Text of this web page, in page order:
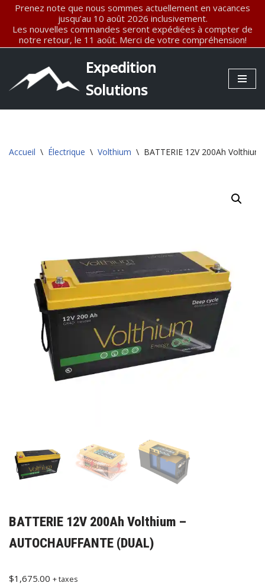
Aller
au
Prenez note que nous sommes actuellement en vacances
jusqu’au 10 août 2026 inclusivement.
Les nouvelles commandes seront expédiées à compter de
notre retour, le 11 août. Merci de votre compréhension!
Expedition
Solutions
Accueil \ Électrique \ Volthium \ BATTERIE 12V 200Ah
BATTERIE 12V 200Ah Volthium –
AUTOCHAUFFANTE (DUAL)
$1,675.00 + taxes